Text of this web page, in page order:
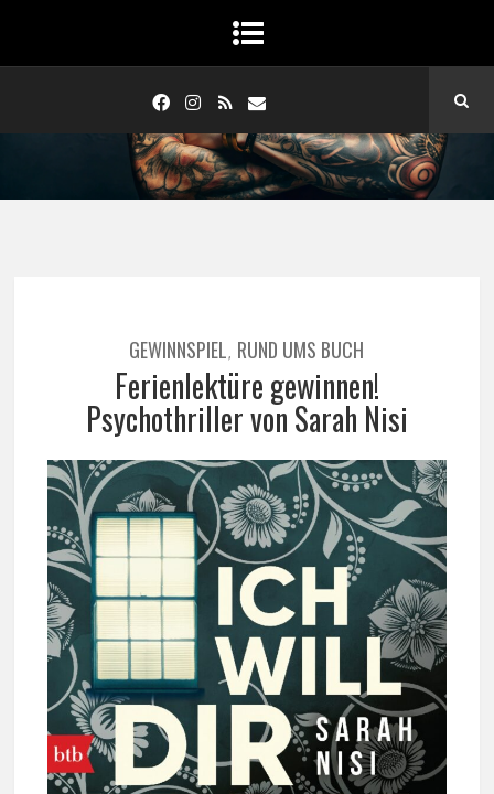
GEWINNSPIEL, RUND UMS BUCH
Ferienlektüre gewinnen!
Psychothriller von Sarah Nisi